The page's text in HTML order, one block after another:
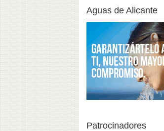
Aguas de Alicante
Patrocinadores